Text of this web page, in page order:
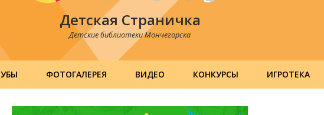
Детская Страничка
Детские библиотеки Мончегорска
ФОТОГАЛЕРЕЯ ВИДЕО КОНКУРСЫ ИГРОТЕКА